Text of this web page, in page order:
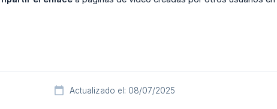
Actualizado el: 08/07/2025